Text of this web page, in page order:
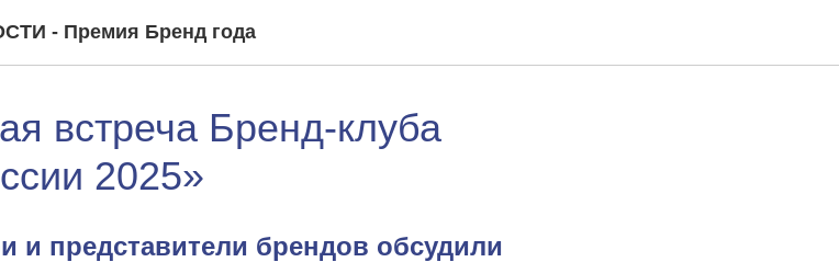
- Премия Бренд года
встреча Бренд-клуба
2025»
и представители брендов обсудили